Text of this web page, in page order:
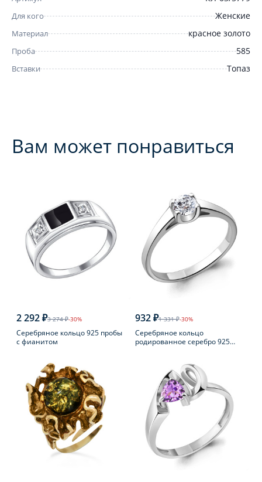
Для кого Женские
Материал красное золото
Проба 585
Вставки Топаз
Вам может понравиться
2 292 ₽3 274 ₽-30%
Серебряное кольцо 925 пробы
с фианитом
932 ₽1 331 ₽-30%
Серебряное кольцо
родированное серебро 925